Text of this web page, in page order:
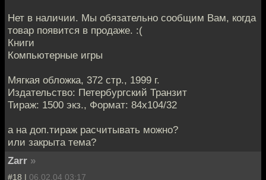
Нет в наличии. Мы обязательно сообщим Вам, когда
товар появится в продаже. :(
Книги
Компьютерные игры
Мягкая обложка, 372 стр., 1999 г.
Издательство: Петербургский Транзит
Тираж: 1500 экз., Формат: 84x104/32
а на доп.тираж расчитывать можно?
или закрыта тема?
Zarr »
#18 | 06.02.04 03:17